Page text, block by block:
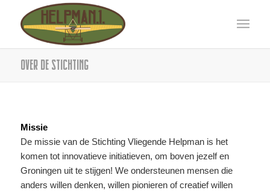
Over de stichting
Missie
De missie van de Stichting Vliegende Helpman is het
komen tot innovatieve initiatieven, om boven jezelf en
Groningen uit te stijgen! We ondersteunen mensen die
anders willen denken, willen pionieren of creatief willen